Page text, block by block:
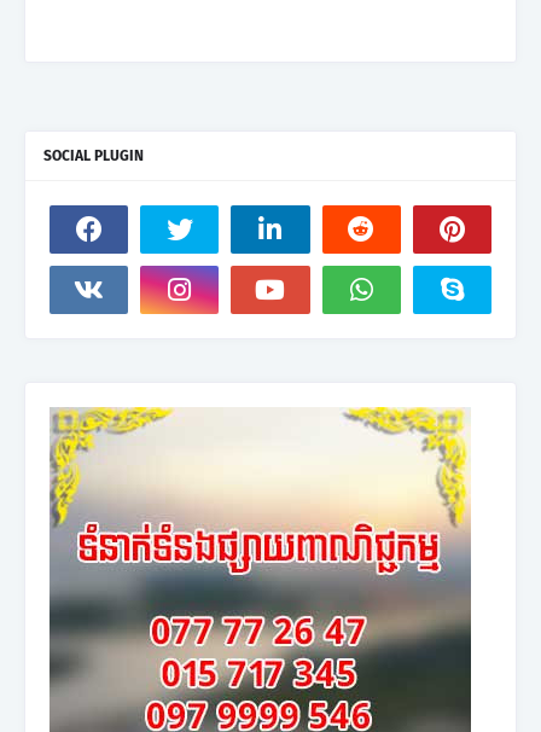
SOCIAL PLUGIN